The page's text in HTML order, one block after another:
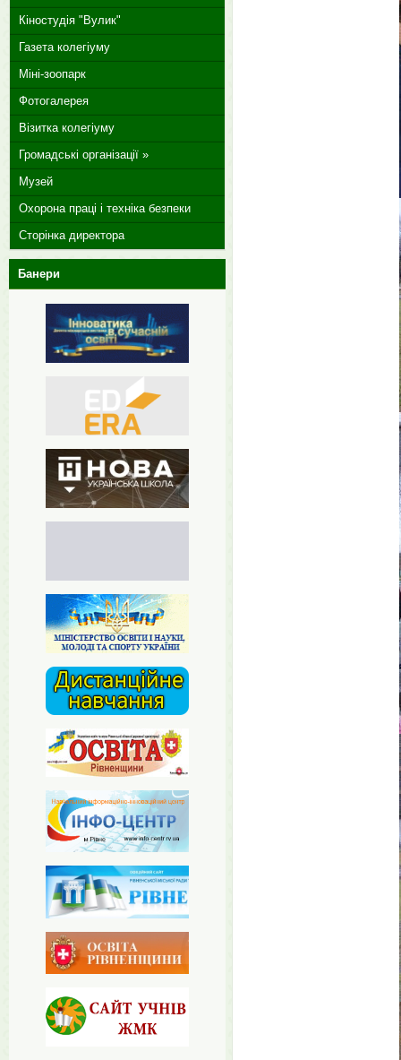
Кіностудія "Вулик"
Газета колегіуму
Міні-зоопарк
Фотогалерея
Візитка колегіуму
Громадські організації »
Музей
Охорона праці і техніка безпеки
Сторінка директора
Банери